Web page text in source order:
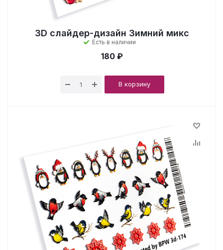
3D слайдер-дизайн Зимний микс
Есть в наличии
180 ₽
В корзину